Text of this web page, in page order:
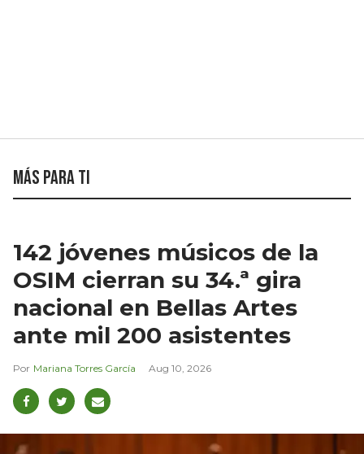
Más para ti
142 jóvenes músicos de la
OSIM cierran su 34.ª gira
nacional en Bellas Artes
ante mil 200 asistentes
Mariana Torres García Aug 10, 2026